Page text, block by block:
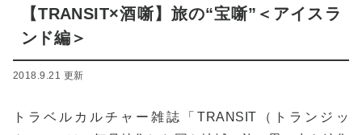
【TRANSIT×酒噺】旅の“宝噺”＜アイスラ
ンド編＞
2018.9.21 更新
トラベルカルチャー雑誌「TRANSIT（トランジッ